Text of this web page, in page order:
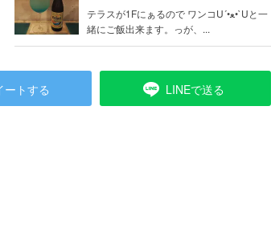
テラスが1Fにぁるので ワンコU´•ﻌ•`Uと一
緒にご飯出来ます。っが、...
ートする LINEで送る